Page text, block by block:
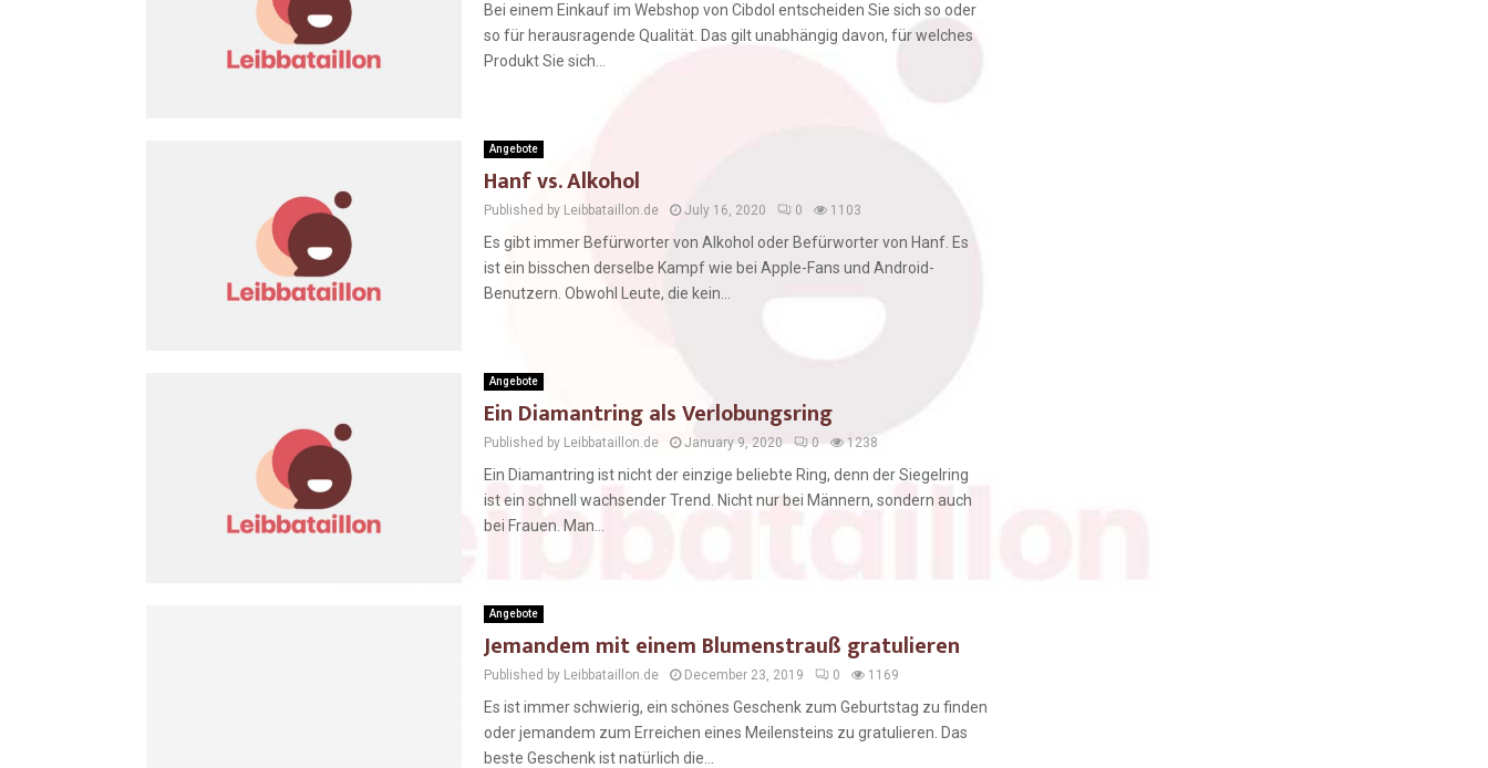
Bei einem Einkauf im Webshop von Cibdol entscheiden Sie sich so oder
so für herausragende Qualität. Das gilt unabhängig davon, für welches
Produkt Sie sich...
Angebote
Hanf vs. Alkohol
Published by Leibbataillon.de July 16, 2020 0 1103
Es gibt immer Befürworter von Alkohol oder Befürworter von Hanf. Es
ist ein bisschen derselbe Kampf wie bei Apple-Fans und Android-
Benutzern. Obwohl Leute, die kein...
Angebote
Ein Diamantring als Verlobungsring
Published by Leibbataillon.de January 9, 2020 0 1238
Ein Diamantring ist nicht der einzige beliebte Ring, denn der Siegelring
ist ein schnell wachsender Trend. Nicht nur bei Männern, sondern auch
bei Frauen. Man...
Angebote
Jemandem mit einem Blumenstrauß gratulieren
Published by Leibbataillon.de December 23, 2019 0 1169
Es ist immer schwierig, ein schönes Geschenk zum Geburtstag zu finden
oder jemandem zum Erreichen eines Meilensteins zu gratulieren. Das
beste Geschenk ist natürlich die...